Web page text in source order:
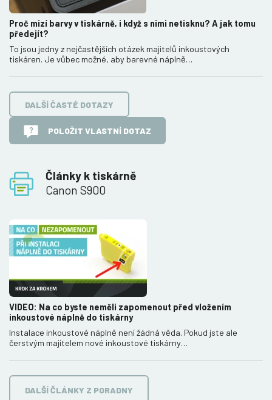
Články k tiskárně
Canon S900
Proč mizí barvy v tiskárně, i když s nimi netisknu? A jak tomu
předejít?
To jsou jedny z nejčastějších otázek majitelů inkoustových
tiskáren. Je vůbec možné, aby barevné náplně…
DALŠÍ ČASTÉ DOTAZY
POLOŽIT VLASTNÍ DOTAZ
VIDEO: Na co byste neměli zapomenout před vložením
inkoustové náplně do tiskárny
Instalace inkoustové náplně není žádná věda. Pokud jste ale
čerstvým majitelem nové inkoustové tiskárny…
DALŠÍ ČLÁNKY Z PORADNY